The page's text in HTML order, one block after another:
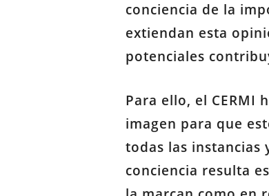
conciencia de la
extiendan esta
potenciales
Para ello, el CERMI
imagen para que
todas las instancias
conciencia resulta